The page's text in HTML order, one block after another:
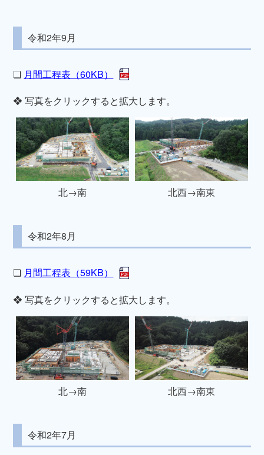
令和2年9月
❏ 月間工程表（60KB）
❖ 写真をクリックすると拡大します。
北→南 北西→南東
令和2年8月
❏ 月間工程表（59KB）
❖ 写真をクリックすると拡大します。
北→南 北西→南東
令和2年7月